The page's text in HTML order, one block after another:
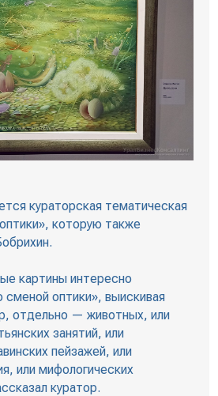
кураторская тематическая
которую также
картины интересно
оптики», выискивая
отдельно — животных, или
занятий, или
пейзажей, или
или мифологических
куратор.